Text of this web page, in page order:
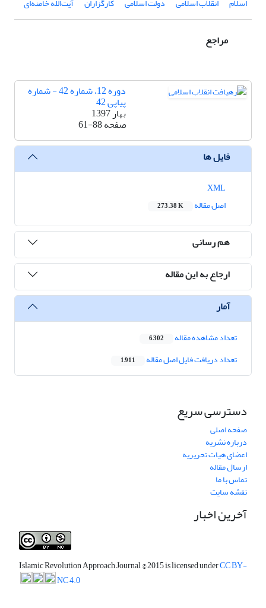
اسلام
انقلاب اسلامی دولت اسلامی کارگزاران آیت‌الله خامنه‌ای
مراجع
دوره 12، شماره 42 - شماره
پیاپی 42
بهار 1397
صفحه61-88
فایل ها
اصل مقاله
273.38 K
هم رسانی
ارجاع به این مقاله
آمار
تعداد مشاهده مقاله 6,302
تعداد دریافت فایل اصل مقاله 1,911
دسترسی سریع
صفحه اصلی
درباره نشریه
اعضای هیات تحریریه
ارسال مقاله
تماس با ما
نقشه سایت
آخرین اخبار
Islamic Revolution Approach Journal© 2015 is licensed underCC BY-
NC 4.0